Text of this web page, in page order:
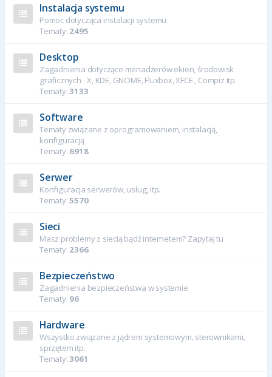
Instalacja systemu
Pomoc dotycząca instalacji systemu
Tematy: 2495
Desktop
Zagadnienia dotyczące menadżerów okien, środowisk
graficznych - X, KDE, GNOME, Fluxbox, XFCE., Compiz itp.
Tematy:3133
Software
Tematy związane z oprogramowaniem, instalacją,
konfiguracją
Tematy: 6918
Serwer
Konfiguracja serwerów, usług, itp.
Tematy:5570
Sieci
Masz problemy z siecią bądź internetem? Zapytaj tu
Tematy: 2366
Bezpieczeństwo
Zagadnienia bezpieczeństwa w systemie
Tematy: 96
Hardware
Wszystko związane z jądrem systemowym, sterownikami,
sprzętem itp.
Tematy:3061